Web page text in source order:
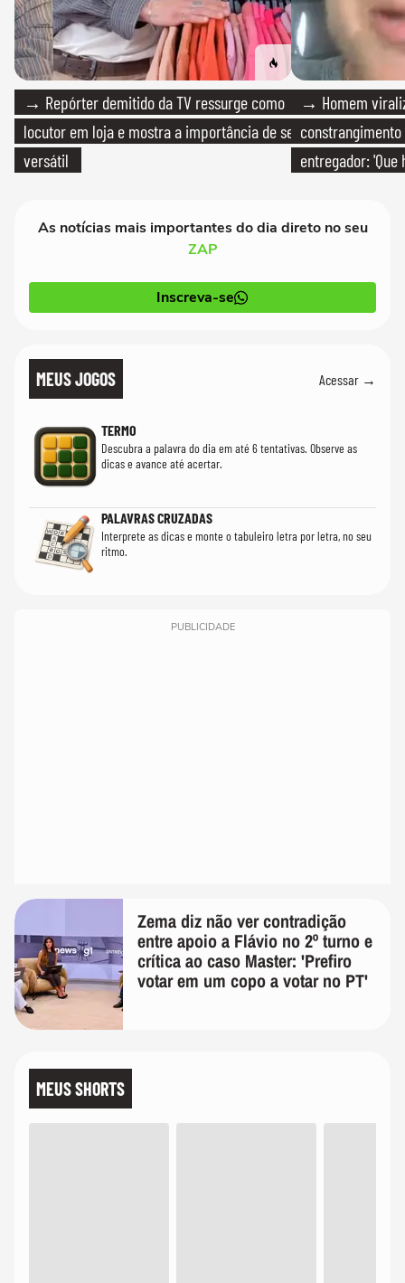
→ Repórter demitido da TV ressurge como
locutor em loja e mostra a importância de ser
versátil
→ Homem
entregador: 'Que
As notícias mais importantes do dia direto no seu
ZAP
Inscreva-se
MEUS JOGOS Acessar →
TERMO
Descubra a palavra do dia em até 6 tentativas. Observe as
dicas e avance até acertar.
PALAVRAS CRUZADAS
Interprete as dicas e monte o tabuleiro letra por letra, no seu
ritmo.
PUBLICIDADE
Zema diz não ver contradição
entre apoio a Flávio no 2º turno e
crítica ao caso Master: 'Prefiro
votar em um copo a votar no PT'
MEUS SHORTS